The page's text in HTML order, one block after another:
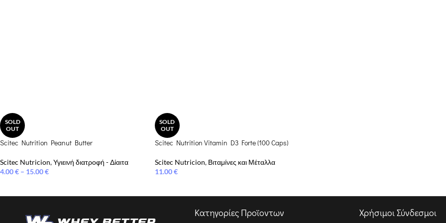
SOLD
OUT
Scitec Nutrition Peanut Butter
Scitec Nutricion,Υγιεινή διατροφή - Δίαιτα
4.00€ – 15.00€
SOLD
OUT
Scitec Nutrition Vitamin D3 Forte (100 Caps)
Scitec Nutricion, Βιταμίνες και Μέταλλα
11.00€
Κατηγορίες Προϊοντων Χρήσιμοι Σύνδεσμοι